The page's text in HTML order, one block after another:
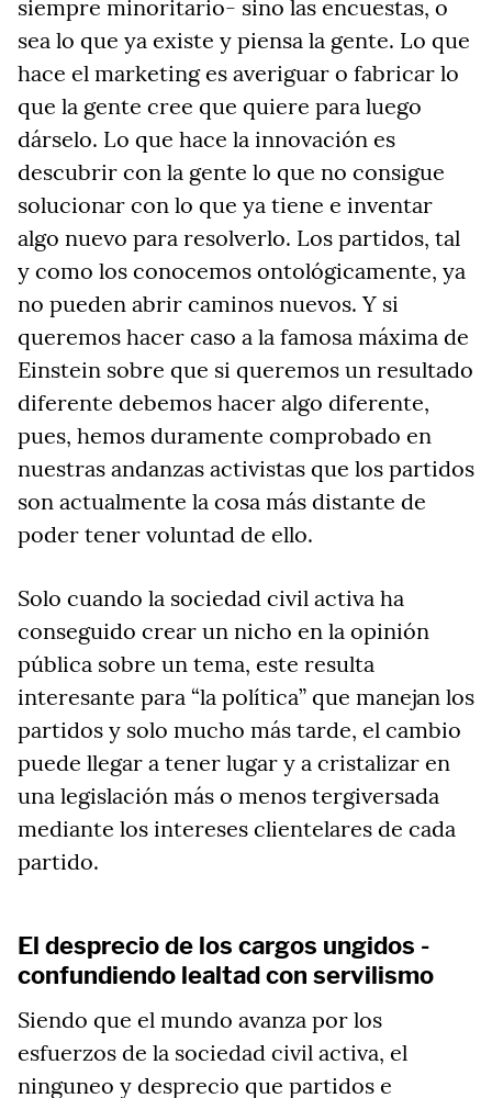
siempre minoritario- sino las encuestas, o
sea lo que ya existe y piensa la gente. Lo que
hace el marketing es averiguar o fabricar lo
que la gente cree que quiere para luego
dárselo. Lo que hace la innovación es
descubrir con la gente lo que no consigue
solucionar con lo que ya tiene e inventar
algo nuevo para resolverlo. Los partidos, tal
y como los conocemos ontológicamente, ya
no pueden abrir caminos nuevos. Y si
queremos hacer caso a la famosa máxima de
Einstein sobre que si queremos un resultado
diferente debemos hacer algo diferente,
pues, hemos duramente comprobado en
nuestras andanzas activistas que los partidos
son actualmente la cosa más distante de
poder tener voluntad de ello.
Solo cuando la sociedad civil activa ha
conseguido crear un nicho en la opinión
pública sobre un tema, este resulta
interesante para “la política” que manejan los
partidos y solo mucho más tarde, el cambio
puede llegar a tener lugar y a cristalizar en
una legislación más o menos tergiversada
mediante los intereses clientelares de cada
partido.
El desprecio de los cargos ungidos -
confundiendo lealtad con servilismo
Siendo que el mundo avanza por los
esfuerzos de la sociedad civil activa, el
ninguneo y desprecio que partidos e